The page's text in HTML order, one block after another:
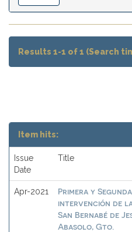
Results 1-1 of 1 (Search
Item hits:
Issue
Date
Title
Apr-2021
Primera y
intervención de
San Bernabé de
Abasolo, Gto.